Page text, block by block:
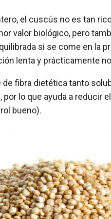
el cuscús no es tan
valor biológico, pero
si se come en la
lenta y prácticamente
fibra dietética tanto
lo que ayuda a reducir
bueno).